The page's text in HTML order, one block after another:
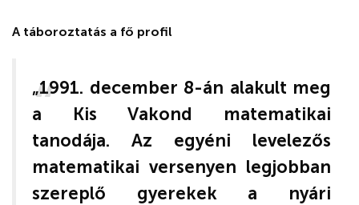
A táboroztatás a fő profil
„1991. december 8-án alakult meg
a Kis Vakond matematikai
tanodája. Az egyéni levelezős
matematikai versenyen legjobban
szereplő gyerekek a nyári